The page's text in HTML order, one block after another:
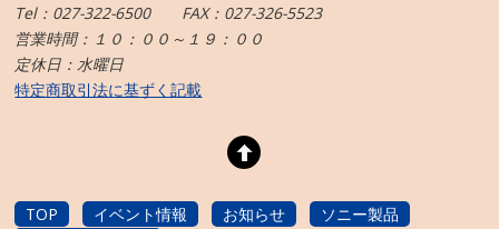
Tel：027-322-6500 FAX：027-326-5523
営業時間：１０：００～１９：００
定休日：水曜日
特定商取引法に基ずく記載
TOP イベント情報 お知らせ
ソニー製品